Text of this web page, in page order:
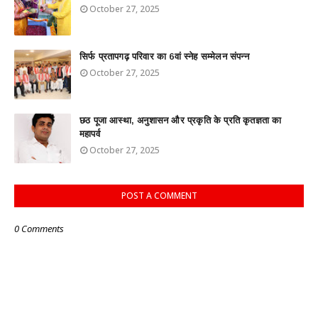
October 27, 2025
सिर्फ प्रतापगढ़ परिवार का 6वां स्नेह सम्मेलन संपन्न
October 27, 2025
छठ पूजा आस्था, अनुशासन और प्रकृति के प्रति कृतज्ञता का
महापर्व
October 27, 2025
POST A COMMENT
0 Comments